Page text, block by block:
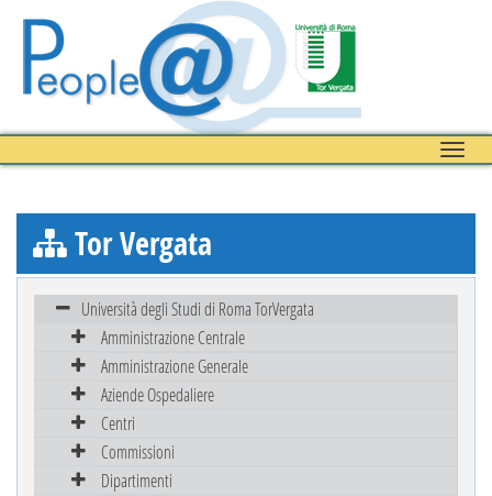
Toggle
Tor Vergata
Università degli Studi di Roma TorVergata
Amministrazione Centrale
Amministrazione Generale
Aziende Ospedaliere
Centri
Commissioni
Dipartimenti